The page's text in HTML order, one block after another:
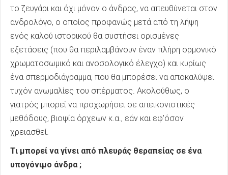
το ζευγάρι και όχι μόνον ο άνδρας, να απευθύνεται στον
ανδρολόγο, ο οποίος προφανώς μετά από τη λήψη
ενός καλού ιστορικού θα συστήσει ορισμένες
εξετάσεις (που θα περιλαμβάνουν έναν πλήρη ορμονικό
χρωματοσωμικό και ανοσολογικό έλεγχο) και κυρίως
ένα σπερμοδιάγραμμα, που θα μπορέσει να αποκαλύψει
τυχόν ανωμαλίες του σπέρματος. Ακολούθως, ο
γιατρός μπορεί να προχωρήσει σε απεικονιστικές
μεθόδους, βιοψία όρχεων κ.α., εάν και εφ'όσον
χρειασθεί.
Τι μπορεί να γίνει από πλευράς θεραπείας σε ένα
υπογόνιμο άνδρα ;